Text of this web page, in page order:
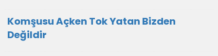
Komşusu Açken Tok Yatan Bizden
Değildir